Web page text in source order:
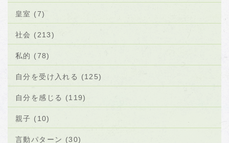
皇室 (7)
社会 (213)
私的 (78)
自分を受け入れる (125)
自分を感じる (119)
親子 (10)
言動パターン (30)